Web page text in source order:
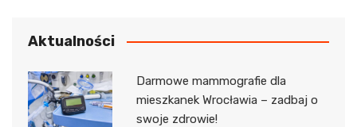
Aktualności
Darmowe mammografie dla
mieszkanek Wrocławia – zadbaj o
swoje zdrowie!